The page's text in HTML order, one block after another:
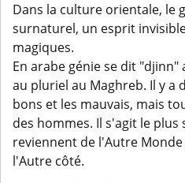
Dans la culture orientale, le
surnaturel, un esprit
magiques.
En arabe génie se dit
au pluriel au Maghreb. Il y a
bons et les mauvais, mais
des hommes. Il s'agit le
reviennent de l'Autre
l'Autre côté.